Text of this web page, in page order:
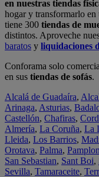
en nuestras tiendas
hogar y transformarlo
tiene 300 tiendas de
distintos. Aproveche
baratos y liquidaciones
Conforama solo
en sus tiendas de sofás.
Alcalá de Guadaíra,
Arinaga, Asturias,
Castellón, Chafiras,
Almería, La Coruña, La
Lleida, Los Barrios,
Orotava, Palma,
San Sebastian, Sant Boi,
Sevilla, Tamaraceite,